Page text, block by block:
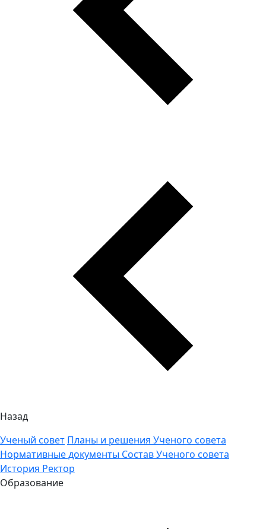
Назад
Ученый совет Планы и решения Ученого совета
Нормативные документы Состав Ученого совета
История Ректор
Образование